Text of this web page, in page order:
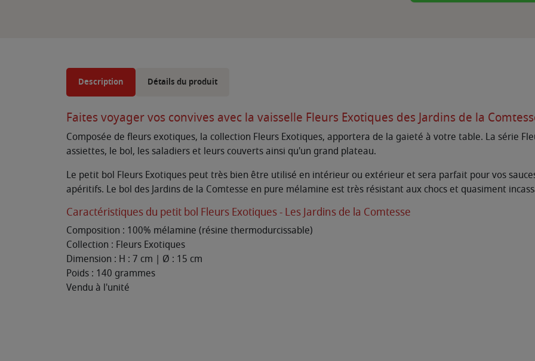
Description Détails du produit
Faites voyager vos convives avec la vaisselle Fleurs Exotiques des Jardins de la
Composée de fleurs exotiques, la collection Fleurs Exotiques, apportera de la gaieté à votre table. La série
assiettes, le bol, les saladiers et leurs couverts ainsi qu'un grand plateau.
Le petit bol Fleurs Exotiques peut très bien être utilisé en intérieur ou extérieur et sera parfait pour vos
apéritifs. Le bol des Jardins de la Comtesse en pure mélamine est très résistant aux chocs et quasiment
Caractéristiques du petit bol Fleurs Exotiques - Les Jardins de la Comtesse
Composition : 100% mélamine (résine thermodurcissable)
Collection : Fleurs Exotiques
Dimension : H : 7 cm | Ø : 15 cm
Poids : 140 grammes
Vendu à l'unité